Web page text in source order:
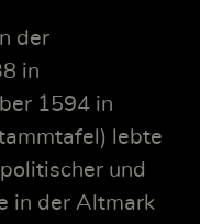
der
in
1594 in
lebte
und
in der Altmark